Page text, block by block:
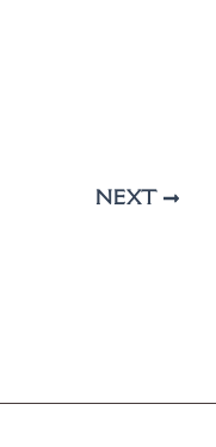
NEXT